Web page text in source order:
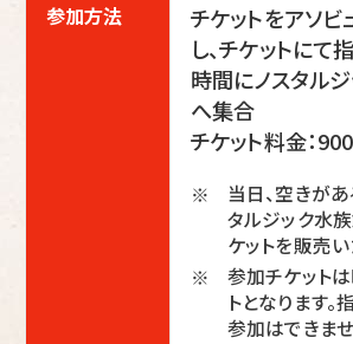
参加方法
チケットをアソビ
し、チケットにて
時間にノスタル
へ集合
チケット料金：
※
当日、空きが
タルジック水
ケットを販売い
※
参加チケット
トとなります
参加はできませ